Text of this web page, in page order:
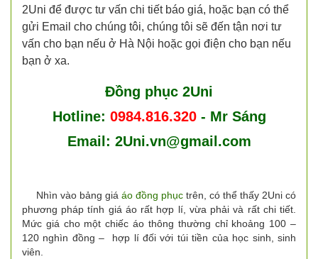
2Uni để được tư vấn chi tiết báo giá, hoặc bạn có thể
gửi Email cho chúng tôi, chúng tôi sẽ đến tận nơi tư
vấn cho bạn nếu ở Hà Nội hoặc gọi điện cho bạn nếu
bạn ở xa.
Đồng phục 2Uni
Hotline: 0984.816.320 - Mr Sáng
Email: 2Uni.vn@gmail.com
Nhìn vào bảng giá áo đồng phục trên, có thể thấy 2Uni có
phương pháp tính giá áo rất hợp lí, vừa phải và rất chi tiết.
Mức giá cho một chiếc áo thông thường chỉ khoảng 100 –
120 nghìn đồng – hợp lí đối với túi tiền của học sinh, sinh
viên.